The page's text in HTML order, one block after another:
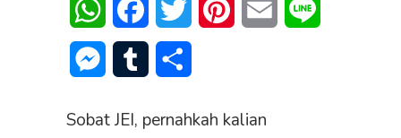
WhatsAppFacebookTwitter PinterestEmail
Messenger
Tumblr
Sobat JEI, pernahkah kalian